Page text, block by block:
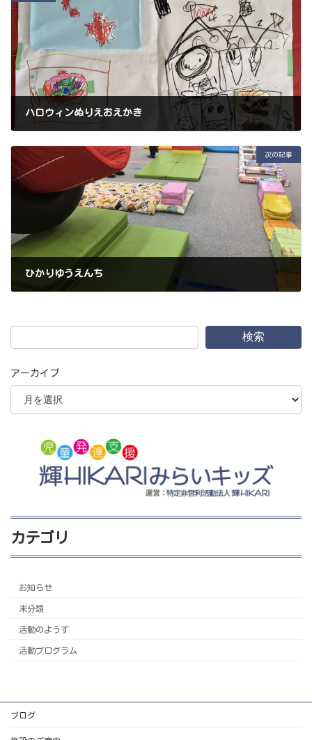
ハロウィンぬりえおえかき
次の記事
ひかりゆうえんち
検索
アーカイブ
カテゴリ
お知らせ
未分類
活動のようす
活動プログラム
ブログ